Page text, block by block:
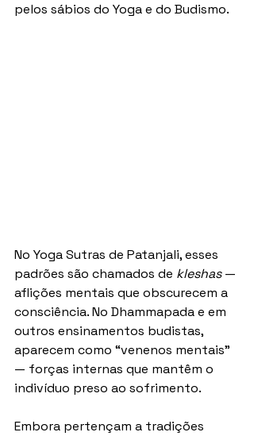
pelos sábios do Yoga e do Budismo.
No Yoga Sutras de Patanjali, esses
padrões são chamados de kleshas —
aflições mentais que obscurecem a
consciência. No Dhammapada e em
outros ensinamentos budistas,
aparecem como “venenos mentais”
— forças internas que mantêm o
indivíduo preso ao sofrimento.
Embora pertençam a tradições